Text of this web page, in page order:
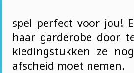
spel perfect voor jou!
haar garderobe door
kledingstukken ze
afscheid moet nemen.